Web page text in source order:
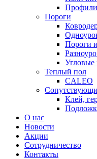
Пороги
Пороги
Угловые
Теплый пол
CALEO
Клей,
О нас
Новости
Акции
Сотрудничество
Контакты